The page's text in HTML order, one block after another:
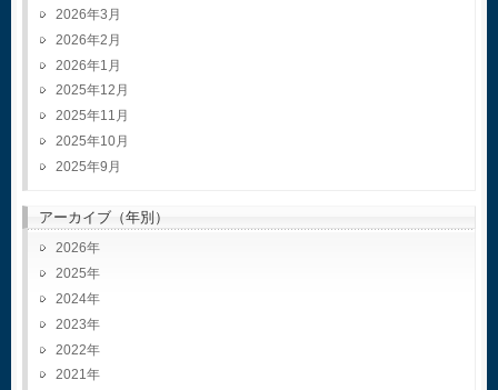
2026年3月
2026年2月
2026年1月
2025年12月
2025年11月
2025年10月
2025年9月
アーカイブ（年別）
2026
2025
2024
2023
2022
2021